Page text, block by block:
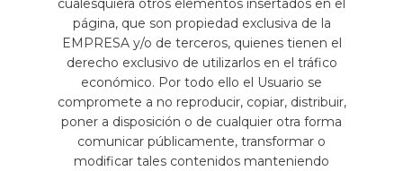
cualesquiera otros elementos insertados en el
página, que son propiedad exclusiva de la
EMPRESA y/o de terceros, quienes tienen el
derecho exclusivo de utilizarlos en el tráfico
económico. Por todo ello el Usuario se
compromete a no reproducir, copiar, distribuir,
poner a disposición o de cualquier otra forma
comunicar públicamente, transformar o
modificar tales contenidos manteniendo